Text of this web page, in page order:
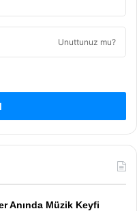
Unuttunuz mu?
Anında Müzik Keyfi